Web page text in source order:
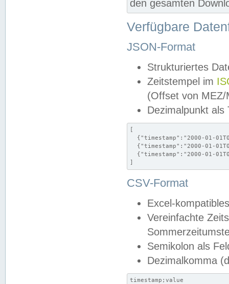
den gesamten
Verfügbare
JSON-Format
Strukturiertes
Zeitstempel im
(Offset von MEZ/
Dezimalpunkt als
[
{"timestamp":"2000-01-
{"timestamp":"2000-01-
{"timestamp":"2000-01-
]
CSV-Format
Excel-
Vereinfachte
Semikolon als
Dezimalkomma
timestamp;value